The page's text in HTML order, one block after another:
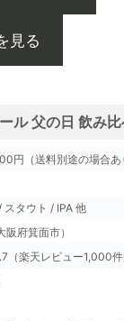
見る
ル 父の日 飲み比
円（送料別途の場合あ
スタウト / IPA 他
府箕面市）
天レビュー1,000件